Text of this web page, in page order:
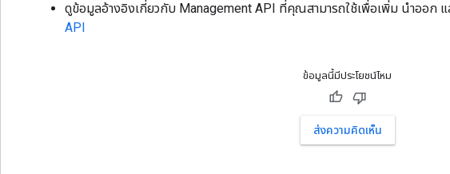
ดูข้อมูลอ้างอิงเกี่ยวกับ Management API ที่คุณสามารถใช้เพื่อเพิ่ม นําออก แ
API
ข้อมูลนี้มีประโยชน์ไหม
ส่งความคิดเห็น